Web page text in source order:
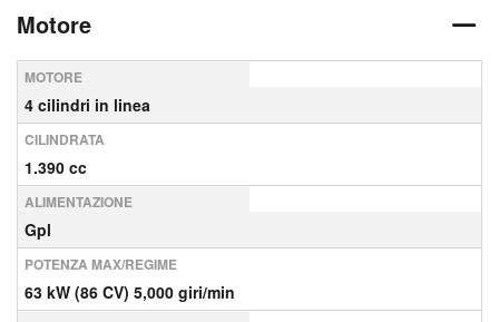
Motore
MOTORE
4 cilindri in linea
CILINDRATA
1.390 cc
ALIMENTAZIONE
Gpl
POTENZA MAX/REGIME
63 kW (86 CV) 5,000 giri/min